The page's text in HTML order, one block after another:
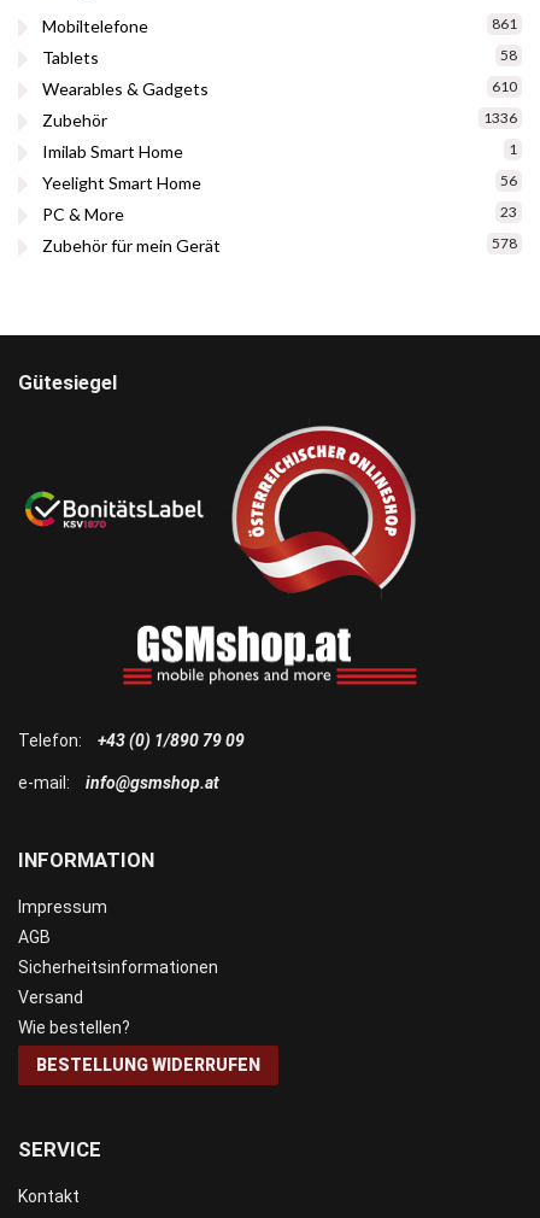
Mobiltelefone 861
Tablets 58
Wearables & Gadgets 610
Zubehör 1336
Imilab Smart Home 1
Yeelight Smart Home 56
PC & More 23
Zubehör für mein Gerät 578
SERVICE
Kontakt
INFORMATION
Impressum
AGB
Sicherheitsinformationen
Versand
Wie bestellen?
BESTELLUNG WIDERRUFEN
Telefon: +43 (0) 1/890 79 09
e-mail: info@gsmshop.at
Gütesiegel